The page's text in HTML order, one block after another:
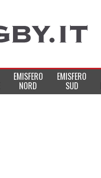
EMISFERO
NORD
EMISFERO
SUD